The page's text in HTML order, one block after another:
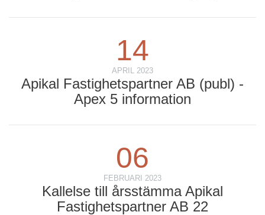
14
APRIL 2023
Apikal Fastighetspartner AB (publ) -
Apex 5 information
06
FEBRUARI 2023
Kallelse till årsstämma Apikal
Fastighetspartner AB 22